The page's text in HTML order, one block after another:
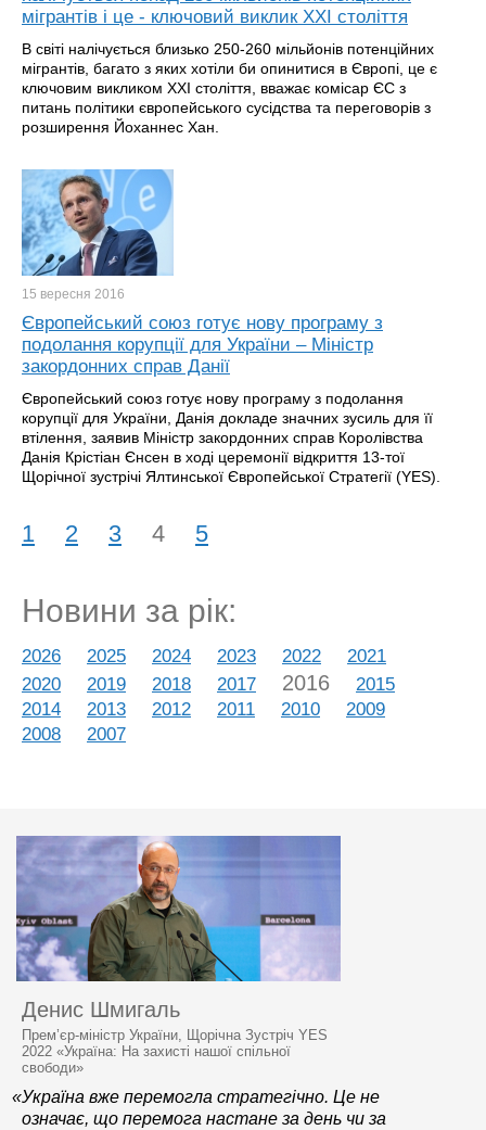
мігрантів і це - ключовий виклик ХХІ століття
В світі налічується близько 250-260 мільйонів потенційних
мігрантів, багато з яких хотіли би опинитися в Європі, це є
ключовим викликом ХХІ століття, вважає комісар ЄС з
питань політики європейського сусідства та переговорів з
розширення Йоханнес Хан.
15 вересня 2016
Європейський союз готує нову програму з
подолання корупції для України – Міністр
закордонних справ Данії
Європейський союз готує нову програму з подолання
корупції для України, Данія докладе значних зусиль для її
втілення, заявив Міністр закордонних справ Королівства
Данія Крістіан Єнсен в ході церемонії відкриття 13-тої
Щорічної зустрічі Ялтинської Європейської Стратегії (YES).
1 2 3 4 5
Новини за рік:
2026 2025 2024 2023 2022
2021
2020
2019 2018 2017 2016
2015
2014
2013 2012 2011 2010
2009
2008
2007
Денис Шмигаль
Прем’єр-міністр України, Щорічна Зустріч YES
2022 «Україна: На захисті нашої спільної
свободи»
«Україна вже перемогла стратегічно. Це не
означає, що перемога настане за день чи за